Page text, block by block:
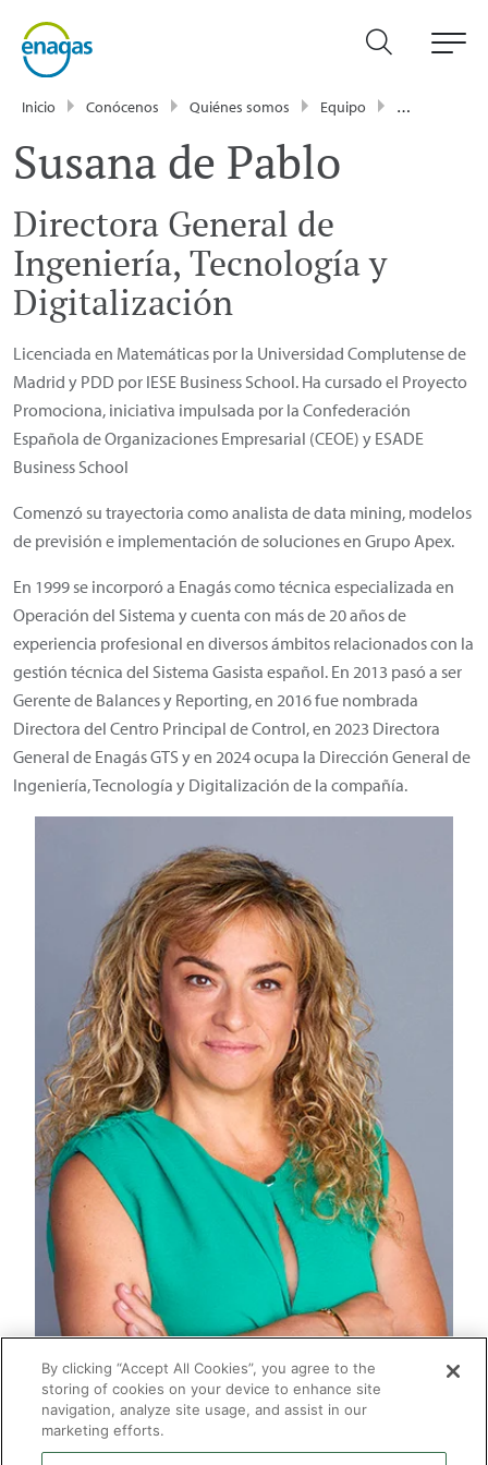
Inicio Conócenos Quiénes somos Equipo
Susana de Pablo
Directora General de
Ingeniería, Tecnología y
Digitalización
Licenciada en Matemáticas por la Universidad Complutense de
Madrid y PDD por IESE Business School. Ha cursado el Proyecto
Promociona, iniciativa impulsada por la Confederación
Española de Organizaciones Empresarial (CEOE) y ESADE
Business School
Comenzó su trayectoria como analista de data mining, modelos
de previsión e implementación de soluciones en Grupo Apex.
En 1999 se incorporó a Enagás como técnica especializada en
Operación del Sistema y cuenta con más de 20 años de
experiencia profesional en diversos ámbitos relacionados con la
gestión técnica del Sistema Gasista español. En 2013 pasó a ser
Gerente de Balances y Reporting, en 2016 fue nombrada
Directora del Centro Principal de Control, en 2023 Directora
General de Enagás GTS y en 2024 ocupa la Dirección General de
Ingeniería, Tecnología y Digitalización de la compañía.
By clicking “Accept All Cookies”, you agree to the
storing of cookies on your device to enhance site
navigation, analyze site usage, and assist in our
marketing efforts.